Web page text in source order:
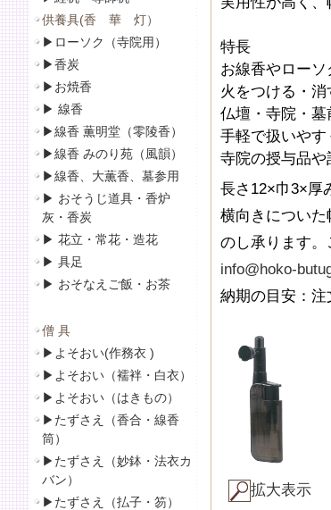
供養具(香 華 灯）
▶ ローソク（寺院用）
▶香炭
▶ お焼香
▶ 線香
▶線香 薫明堂（零陵香）
▶線香 みのり苑（風韻）
▶線香、大薫香、墓参用
▶ おそうじ道具・香炉
灰・香炭
▶ 花立・常花・造花
▶ 具足
▶ おそなえご飯・お茶
僧 具
▶ よそおい(作務衣 )
▶ よそおい（襦袢・白衣）
▶ よそおい（はきもの）
▶ たずさえ（香合・線香
筒）
▶ たずさえ（妙鉢・法衣カ
バン）
▶ たずさえ（払子・笏）
特長
お線香やロー
火をつける・
仏壇・寺院・
手軽で扱いや
寺院の授与品や
長さ12×巾3×厚
横向きについた
のし承ります。
info@hoko-
納期の目安：注
拡大表示